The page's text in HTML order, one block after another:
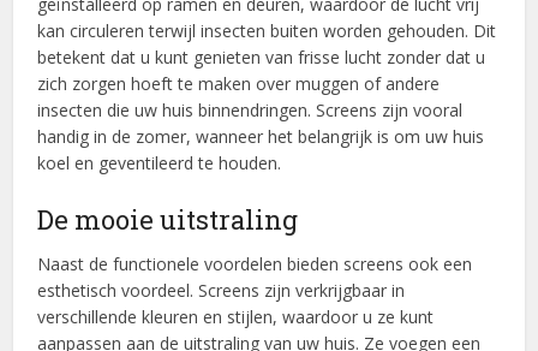
kan circuleren terwijl insecten buiten worden gehouden. Dit
betekent dat u kunt genieten van frisse lucht zonder dat u
zich zorgen hoeft te maken over muggen of andere
insecten die uw huis binnendringen. Screens zijn vooral
handig in de zomer, wanneer het belangrijk is om uw huis
koel en geventileerd te houden.
De mooie uitstraling
Naast de functionele voordelen bieden screens ook een
esthetisch voordeel. Screens zijn verkrijgbaar in
verschillende kleuren en stijlen, waardoor u ze kunt
aanpassen aan de uitstraling van uw huis. Ze voegen een